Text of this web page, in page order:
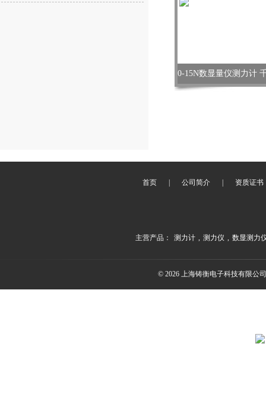
首页 公司简介 资质证书
主营产品： 测力计 , 测力仪 , 数显测力
© 2026 上海铸衡电子科技有限公